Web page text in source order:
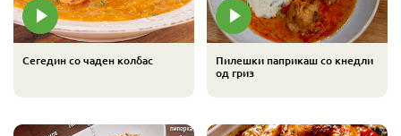
Сегедин со чаден колбас
Пилешки паприкаш со кнедли
од гриз